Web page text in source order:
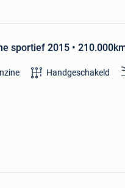
sportief 2015 •
Handgeschakeld